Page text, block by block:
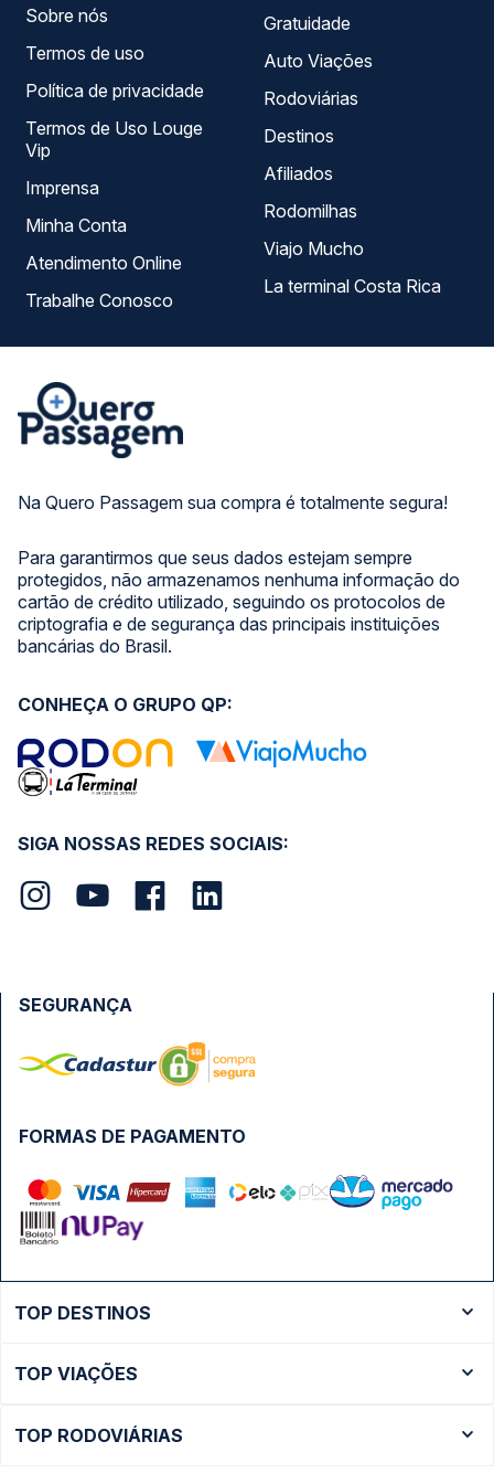
Na Quero Passagem sua compra é totalmente segura!
Para garantirmos que seus dados estejam sempre
protegidos, não armazenamos nenhuma informação do
cartão de crédito utilizado, seguindo os protocolos de
criptografia e de segurança das principais instituições
bancárias do Brasil.
Sobre nós
Termos de uso
Política de privacidade
Termos de Uso Louge
Vip
Imprensa
Minha Conta
Atendimento Online
Trabalhe Conosco
Gratuidade
Auto Viações
Rodoviárias
Destinos
Afiliados
Rodomilhas
Viajo Mucho
La terminal Costa Rica
SIGA NOSSAS REDES SOCIAIS:
CONHEÇA O GRUPO QP:
FORMAS DE PAGAMENTO
SEGURANÇA
TOP DESTINOS
Ônibus São Paulo
TOP VIAÇÕES
TOP RODOVIÁRIAS